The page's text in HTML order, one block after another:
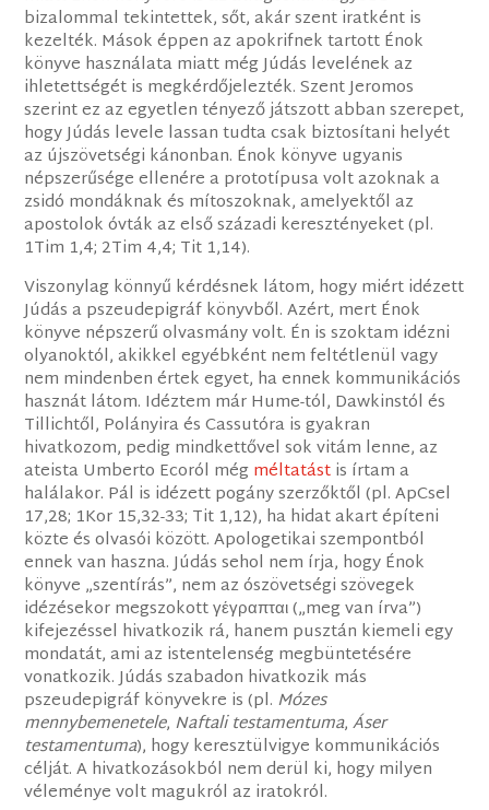
bizalommal tekintettek, sőt, akár szent iratként is
kezelték. Mások éppen az apokrifnek tartott Énok
könyve használata miatt még Júdás levelének az
ihletettségét is megkérdőjelezték. Szent Jeromos
szerint ez az egyetlen tényező játszott abban szerepet,
hogy Júdás levele lassan tudta csak biztosítani helyét
az újszövetségi kánonban. Énok könyve ugyanis
népszerűsége ellenére a prototípusa volt azoknak a
zsidó mondáknak és mítoszoknak, amelyektől az
apostolok óvták az első századi keresztényeket (pl.
1Tim 1,4; 2Tim 4,4; Tit 1,14).
Viszonylag könnyű kérdésnek látom, hogy miért idézett
Júdás a pszeudepigráf könyvből. Azért, mert Énok
könyve népszerű olvasmány volt. Én is szoktam idézni
olyanoktól, akikkel egyébként nem feltétlenül vagy
nem mindenben értek egyet, ha ennek kommunikációs
hasznát látom. Idéztem már Hume-tól, Dawkinstól és
Tillichtől, Polányira és Cassutóra is gyakran
hivatkozom, pedig mindkettővel sok vitám lenne, az
ateista Umberto Ecoról mégméltatástis írtam a
halálakor. Pál is idézett pogány szerzőktől (pl. ApCsel
17,28; 1Kor 15,32-33; Tit 1,12), ha hidat akart építeni
közte és olvasói között. Apologetikai szempontból
ennek van haszna. Júdás sehol nem írja, hogy Énok
könyve „szentírás”, nem az ószövetségi szövegek
idézésekor megszokott γέγραπται („meg van írva”)
kifejezéssel hivatkozik rá, hanem pusztán kiemeli egy
mondatát, ami az istentelenség megbüntetésére
vonatkozik. Júdás szabadon hivatkozik más
pszeudepigráf könyvekre is (pl. Mózes
mennybemenetele, Naftali testamentuma,Áser
testamentuma), hogy keresztülvigye kommunikációs
célját. A hivatkozásokból nem derül ki, hogy milyen
véleménye volt magukról az iratokról.